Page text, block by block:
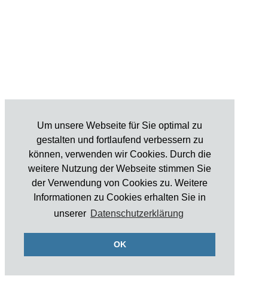
Um unsere Webseite für Sie optimal zu
gestalten und fortlaufend verbessern zu
können, verwenden wir Cookies. Durch die
weitere Nutzung der Webseite stimmen Sie
der Verwendung von Cookies zu. Weitere
Informationen zu Cookies erhalten Sie in
unserer Datenschutzerklärung
OK